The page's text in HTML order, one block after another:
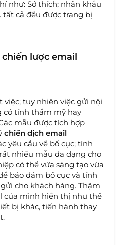
như: Sở thích; nhân khẩu
tất cả đều được trang bị
lược email
việc; tuy nhiên việc gửi nội
có tính thẩm mỹ hay
mẫu được tích hợp
chiến dịch email
yêu cầu về bố cục; tính
nhiều mẫu đa dạng cho
có thể vừa sáng tạo vừa
bảo đảm bố cục và tính
cho khách hàng. Thậm
của mình hiển thị như thế
bị khác, tiến hành thay